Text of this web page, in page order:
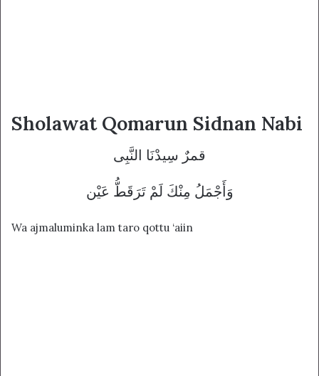
Sholawat Qomarun Sidnan Nabi
قمرٌ سِيدْنَا النَّبِى
وَأَجْمَلُ مِنْكَ لَمْ تَرَقَطُّ عَيْن
Wa ajmaluminka lam taro qottu ‘aiin